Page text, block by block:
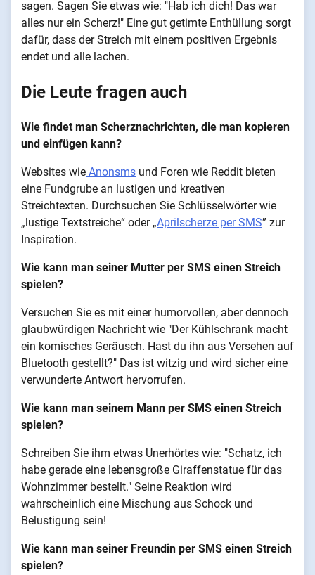
sagen. Sagen Sie etwas wie: "Hab ich dich! Das war
alles nur ein Scherz!" Eine gut getimte Enthüllung sorgt
dafür, dass der Streich mit einem positiven Ergebnis
endet und alle lachen.
Die Leute fragen auch
Wie findet man Scherznachrichten, die man kopieren
und einfügen kann?
Websites wie Anonsms und Foren wie Reddit bieten
eine Fundgrube an lustigen und kreativen
Streichtexten. Durchsuchen Sie Schlüsselwörter wie
„lustige Textstreiche“ oder „Aprilscherze per SMS” zur
Inspiration.
Wie kann man seiner Mutter per SMS einen Streich
spielen?
Versuchen Sie es mit einer humorvollen, aber dennoch
glaubwürdigen Nachricht wie "Der Kühlschrank macht
ein komisches Geräusch. Hast du ihn aus Versehen auf
Bluetooth gestellt?" Das ist witzig und wird sicher eine
verwunderte Antwort hervorrufen.
Wie kann man seinem Mann per SMS einen Streich
spielen?
Schreiben Sie ihm etwas Unerhörtes wie: "Schatz, ich
habe gerade eine lebensgroße Giraffenstatue für das
Wohnzimmer bestellt." Seine Reaktion wird
wahrscheinlich eine Mischung aus Schock und
Belustigung sein!
Wie kann man seiner Freundin per SMS einen Streich
spielen?